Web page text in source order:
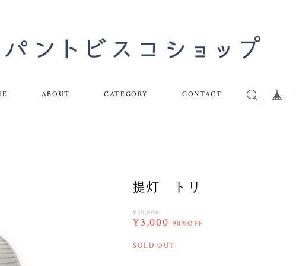
ABOUT CATEGORY CONTACT
提灯 トリ
¥30,000
¥3,000 90%OFF
SOLD OUT